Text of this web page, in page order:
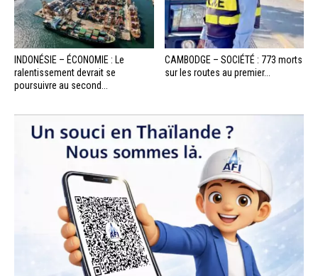
INDONÉSIE – ÉCONOMIE : Le
ralentissement devrait se
poursuivre au second...
CAMBODGE – SOCIÉTÉ : 773 morts
sur les routes au premier...